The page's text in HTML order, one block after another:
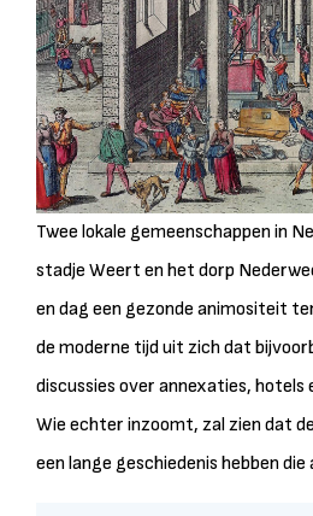
Twee lokale gemeenschappen in
stadje Weert en het dorp
en dag een gezonde animositeit
de moderne tijd uit zich dat
discussies over annexaties,
Wie echter inzoomt, zal zien dat
een lange geschiedenis hebben die